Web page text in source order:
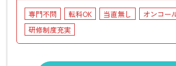
専門不問 転科OK 当直無し
オンコー
研修制度充実